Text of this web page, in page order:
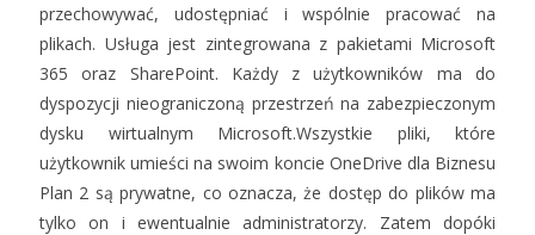
przechowywać, udostępniać i wspólnie pracować na
plikach. Usługa jest zintegrowana z pakietami Microsoft
365 oraz SharePoint. Każdy z użytkowników ma do
dyspozycji nieograniczoną przestrzeń na zabezpieczonym
dysku wirtualnym Microsoft.Wszystkie pliki, które
użytkownik umieści na swoim koncie OneDrive dla Biznesu
Plan 2 są prywatne, co oznacza, że dostęp do plików ma
tylko on i ewentualnie administratorzy. Zatem dopóki